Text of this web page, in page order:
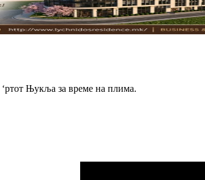
Њукља за време на плима.